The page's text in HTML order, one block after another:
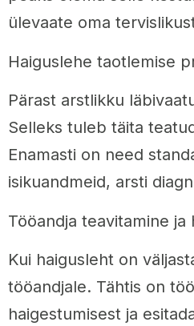
ülevaate oma
Haiguslehe taotlemise
Pärast arstlikku
Selleks tuleb täita
Enamasti on need
isikuandmeid, arsti
Tööandja teavitamine ja
Kui haigusleht on
tööandjale. Tähtis on
haigestumisest ja